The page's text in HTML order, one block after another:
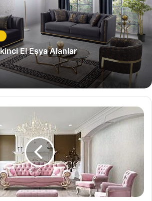
İkinci El eşya Alanlar
eşya alanlar ile ilgili yapılan
ilk sıralarda firmamızı görmek
sektörü içinde bir çok değişik alanda,
çalışmaktayız.
t
e
s
i
El Eşya Alanlar